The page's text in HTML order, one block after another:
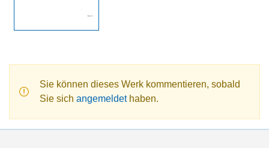
Sie können dieses Werk kommentieren, sobald
Sie sich angemeldethaben.